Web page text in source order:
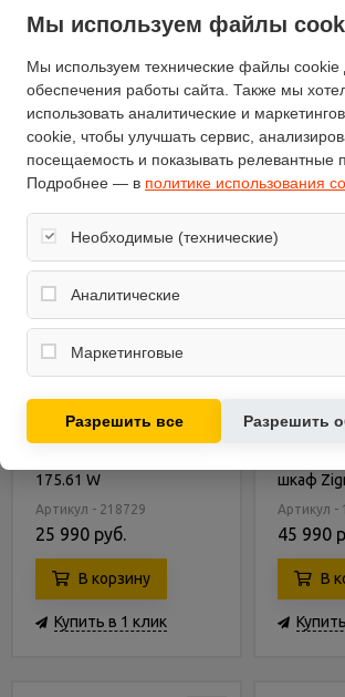
Купить в 1 клик
Варочная панель
175.61 W
Артикул - 218729
25 990 руб.
В корзину
Купить в 1 клик
шкаф
139 X
Артикул -
45 990
В
Мы используем файлы
Мы используем технические файлы cookie
обеспечения работы сайта. Также мы
использовать аналитические и
cookie, чтобы улучшать сервис,
посещаемость и показывать релевантные
Подробнее — в политике использования
Необходимые (технические)
Обеспечивают корректную работу сайта:
заказа, корзина, вход в личный кабинет. Без
Аналитические
Собирают обезличенную информацию о
использовании сайта (например, счётчики
Маркетинговые
предложений на основе ваших интересов.
Разрешить все Разрешить